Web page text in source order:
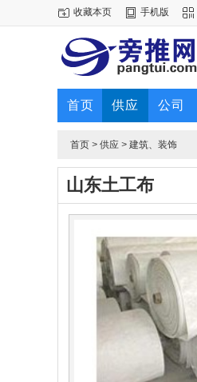
收藏本页 手机版
首页 供应 公司
首页 > 供应 > 建筑、装饰
山东土工布